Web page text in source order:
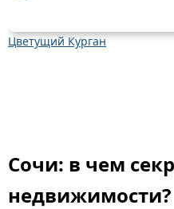
Цветущий Курган
Сочи: в чем
недвижимости?